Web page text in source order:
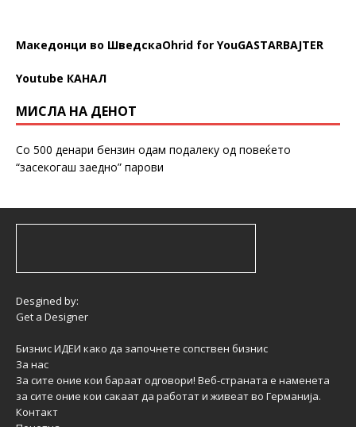
Македонци во ШведскаOhrid for YouGASTARBAJTER
Youtube КАНАЛ
МИСЛА НА ДЕНОТ
Со 500 денари бензин одам подалеку од повеќето
“засекогаш заедно” парови
Desgined by:
Get a Designer
Бизнис ИДЕИ како да започнете сопствен бизнис
За нас
За сите оние кои бараат одговори! Веб-страната е наменета
за сите оние кои сакаат да работат и живеат во Германија.
Контакт